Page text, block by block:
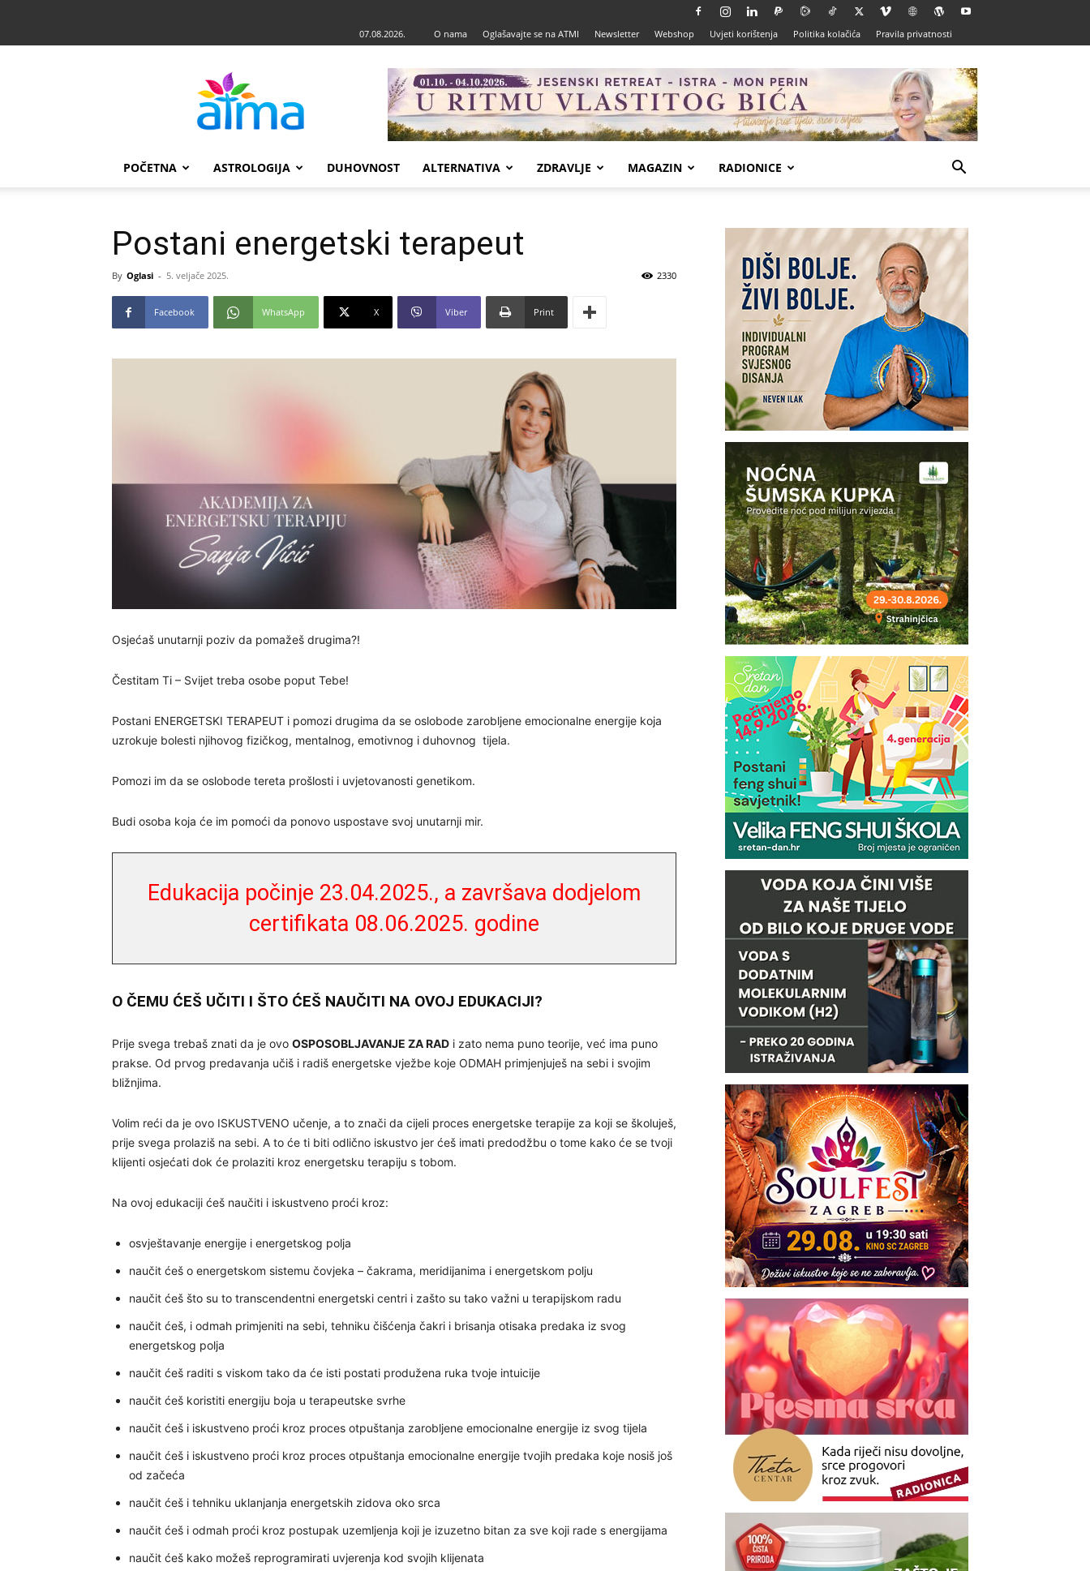
07.08.2026. O nama Oglašavajte se na ATMI Newsletter Webshop Uvjeti korištenja Politika kolačića Pravila privatnosti
POČETNA ASTROLOGIJA DUHOVNOST ALTERNATIVA ZDRAVLJE MAGAZIN RADIONICE
Postani energetski terapeut
By Oglasi - 5. veljače 2025. 2330
Facebook WhatsApp X Viber Print
Osjećaš unutarnji poziv da pomažeš drugima?!
Čestitam Ti – Svijet treba osobe poput Tebe!
Postani ENERGETSKI TERAPEUT i pomozi drugima da se oslobode zarobljene emocionalne energije koja
uzrokuje bolesti njihovog fizičkog, mentalnog, emotivnog i duhovnog tijela.
Pomozi im da se oslobode tereta prošlosti i uvjetovanosti genetikom.
Budi osoba koja će im pomoći da ponovo uspostave svoj unutarnji mir.
Edukacija počinje 23.04.2025., a završava dodjelom
certifikata 08.06.2025. godine
O ČEMU ĆEŠ UČITI I ŠTO ĆEŠ NAUČITI NA OVOJ EDUKACIJI?
Prije svega trebaš znati da je ovo OSPOSOBLJAVANJE ZA RAD i zato nema puno teorije, već ima puno
prakse. Od prvog predavanja učiš i radiš energetske vježbe koje ODMAH primjenjuješ na sebi i svojim
bližnjima.
Volim reći da je ovo ISKUSTVENO učenje, a to znači da cijeli proces energetske terapije za koji se školuješ,
prije svega prolaziš na sebi. A to će ti biti odlično iskustvo jer ćeš imati predodžbu o tome kako će se tvoji
klijenti osjećati dok će prolaziti kroz energetsku terapiju s tobom.
Na ovoj edukaciji ćeš naučiti i iskustveno proći kroz:
osvještavanje energije i energetskog polja
naučit ćeš o energetskom sistemu čovjeka – čakrama, meridijanima i energetskom polju
naučit ćeš što su to transcendentni energetski centri i zašto su tako važni u terapijskom radu
naučit ćeš, i odmah primjeniti na sebi, tehniku čišćenja čakri i brisanja otisaka predaka iz svog
energetskog polja
naučit ćeš raditi s viskom tako da će isti postati produžena ruka tvoje intuicije
naučit ćeš koristiti energiju boja u terapeutske svrhe
naučit ćeš i iskustveno proći kroz proces otpuštanja zarobljene emocionalne energije iz svog tijela
naučit ćeš i iskustveno proći kroz proces otpuštanja emocionalne energije tvojih predaka koje nosiš još
od začeća
naučit ćeš i tehniku uklanjanja energetskih zidova oko srca
naučit ćeš i odmah proći kroz postupak uzemljenja koji je izuzetno bitan za sve koji rade s energijama
naučit ćeš kako možeš reprogramirati uvjerenja kod svojih klijenata